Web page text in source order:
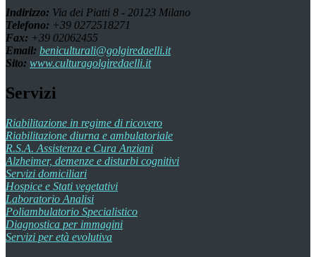
Indirizzo: Via dei Piatti 8 - 20123 Milano
Telefono: +39 0272518271
Fax: +39 02062455
Email: beniculturali@golgiredaelli.it
Sito: www.culturagolgiredaelli.it
Servizi
Riabilitazione in regime di ricovero
Riabilitazione diurna e ambulatoriale
R.S.A. Assistenza e Cura Anziani
Alzheimer, demenze e disturbi cognitivi
Servizi domiciliari
Hospice e Stati vegetativi
Laboratorio Analisi
Poliambulatorio Specialistico
Diagnostica per immagini
Servizi per età evolutiva